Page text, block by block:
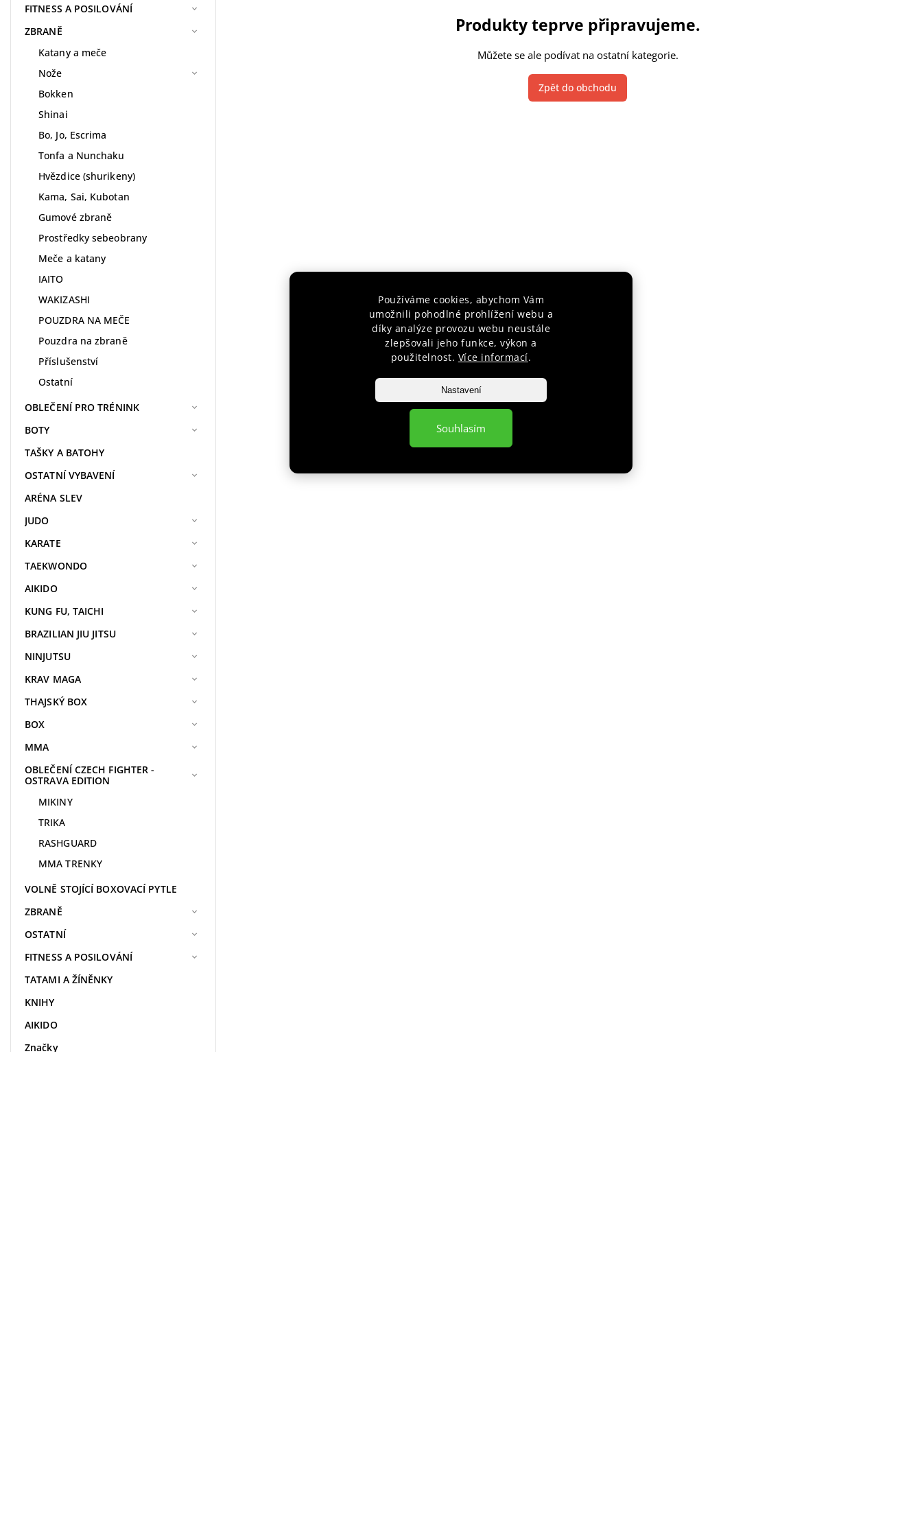
Používáme cookies, abychom Vám
umožnili pohodlné prohlížení webu a
díky analýze provozu webu neustále
zlepšovali jeho funkce, výkon a
použitelnost. Více informací.
Nastavení
Souhlasím
FITNESS A POSILOVÁNÍ
ZBRANĚ
Katany a meče
Nože
Bokken
Shinai
Bo, Jo, Escrima
Tonfa a Nunchaku
Hvězdice (shurikeny)
Kama, Sai, Kubotan
Gumové zbraně
Prostředky sebeobrany
Meče a katany
IAITO
WAKIZASHI
POUZDRA NA MEČE
Pouzdra na zbraně
Příslušenství
Ostatní
OBLEČENÍ PRO TRÉNINK
BOTY
TAŠKY A BATOHY
OSTATNÍ VYBAVENÍ
ARÉNA SLEV
JUDO
KARATE
TAEKWONDO
AIKIDO
KUNG FU, TAICHI
BRAZILIAN JIU JITSU
NINJUTSU
KRAV MAGA
THAJSKÝ BOX
BOX
MMA
OBLEČENÍ CZECH FIGHTER -
OSTRAVA EDITION
MIKINY
TRIKA
RASHGUARD
MMA TRENKY
VOLNĚ STOJÍCÍ BOXOVACÍ PYTLE
ZBRANĚ
OSTATNÍ
FITNESS A POSILOVÁNÍ
TATAMI A ŽÍNĚNKY
KNIHY
AIKIDO
Značky
Produkty teprve připravujeme.
Můžete se ale podívat na ostatní kategorie.
Zpět do obchodu